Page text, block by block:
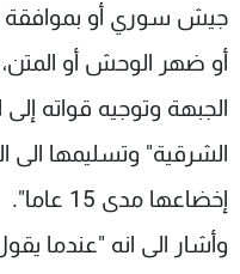
جيش سوري أو
أو ضهر الوحش أو
الجبهة وتوجيه قواته
الشرقية" وتسليمها
إخضاعها مدى 15 عاما".
وأشار الى انه "عندما